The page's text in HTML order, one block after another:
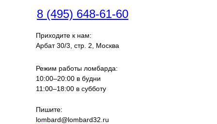
Режим работы ломбарда:
10:00–20:00 в будни
11:00–18:00 в субботу
Приходите к нам:
Арбат 30/3, стр. 2, Москва
Пишите:
lombard@lombard32.ru
8 (495) 648-61-60